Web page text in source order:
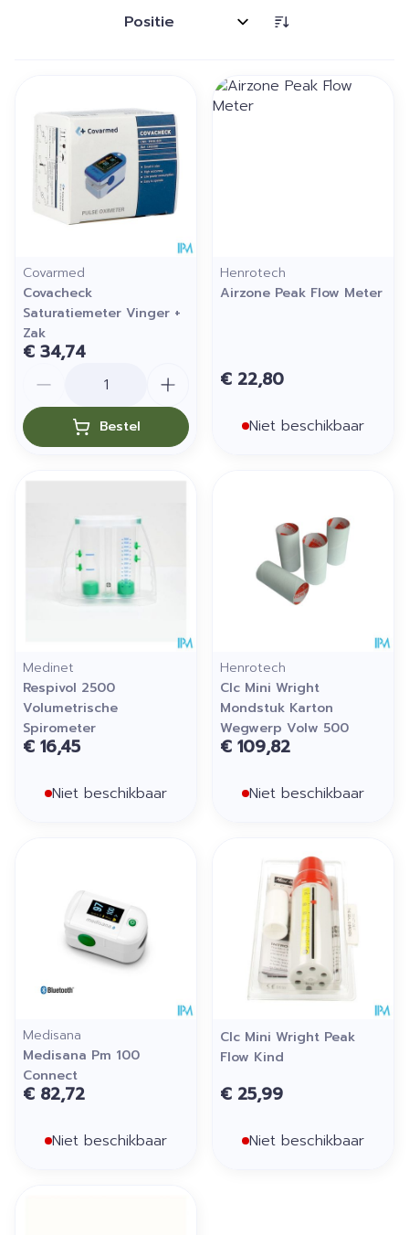
Sorteer op:
Covarmed
Covacheck
Saturatiemeter Vinger +
Zak
€ 34,74
Bestel
Henrotech
Airzone Peak Flow Meter
€ 22,80
Niet beschikbaar
Medinet
Respivol 2500
Volumetrische
Spirometer
€ 16,45
Niet beschikbaar
Henrotech
Clc Mini Wright
Mondstuk Karton
Wegwerp Volw 500
€ 109,82
Niet beschikbaar
Medisana
Medisana Pm 100
Connect
€ 82,72
Niet beschikbaar
Clc Mini Wright Peak
Flow Kind
€ 25,99
Niet beschikbaar